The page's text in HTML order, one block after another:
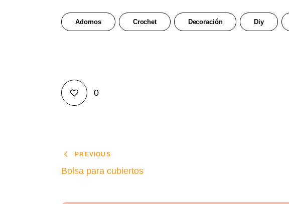
Adornos Crochet Decoración Diy
0
PREVIOUS
Bolsa para cubiertos